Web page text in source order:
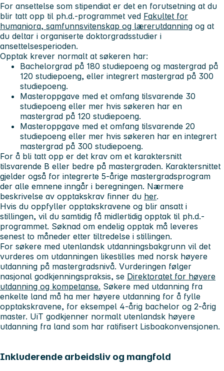
For ansettelse som stipendiat er det en forutsetning at du
blir tatt opp til ph.d.-programmet ved Fakultet for
humaniora, samfunnsvitenskap og lærerutdanning og at
du deltar i organiserte doktorgradsstudier i
ansettelsesperioden.
Opptak krever normalt at søkeren har:
Bachelorgrad på 180 studiepoeng og mastergrad på
120 studiepoeng, eller integrert mastergrad på 300
studiepoeng.
Masteroppgave med et omfang tilsvarende 30
studiepoeng eller mer hvis søkeren har en
mastergrad på 120 studiepoeng.
Masteroppgave med et omfang tilsvarende 20
studiepoeng eller mer hvis søkeren har en integrert
mastergrad på 300 studiepoeng.
For å bli tatt opp er det krav om et karaktersnitt
tilsvarende B eller bedre på mastergraden. Karaktersnittet
gjelder også for integrerte 5-årige mastergradsprogram
der alle emnene inngår i beregningen. Nærmere
beskrivelse av opptakskrav finner du her.
Hvis du oppfyller opptakskravene og blir ansatt i
stillingen, vil du samtidig få midlertidig opptak til ph.d.-
programmet. Søknad om endelig opptak må leveres
senest to måneder etter tiltredelse i stillingen.
For søkere med utenlandsk utdanningsbakgrunn vil det
vurderes om utdanningen likestilles med norsk høyere
utdanning på mastergradsnivå. Vurderingen følger
nasjonal godkjenningspraksis, se Direktoratet for høyere
utdanning og kompetanse. Søkere med utdanning fra
enkelte land må ha mer høyere utdanning for å fylle
opptakskravene, for eksempel 4-årig bachelor og 2-årig
master. UiT godkjenner normalt utenlandsk høyere
utdanning fra land som har ratifisert Lisboakonvensjonen.
Inkluderende arbeidsliv og mangfold